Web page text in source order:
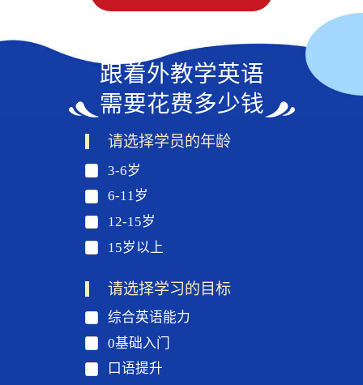
跟着外教学英语
需要花费多少钱
请选择学员的年龄
3-6岁
6-11岁
12-15岁
15岁以上
请选择学习的目标
综合英语能力
0基础入门
口语提升